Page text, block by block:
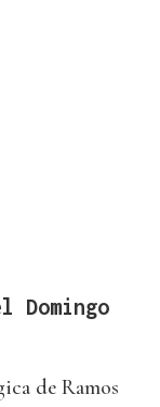
Domingo
de Ramos